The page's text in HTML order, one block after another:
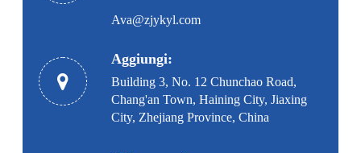
Ava@zjykyl.com
Aggiungi:
Building 3, No. 12 Chunchao Road,
Chang'an Town, Haining City, Jiaxing
City, Zhejiang Province, China